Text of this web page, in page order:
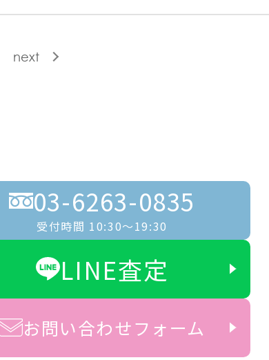
next
03-6263-0835
受付時間 10:30〜19:30
LINE査定
お問い合わせフォーム